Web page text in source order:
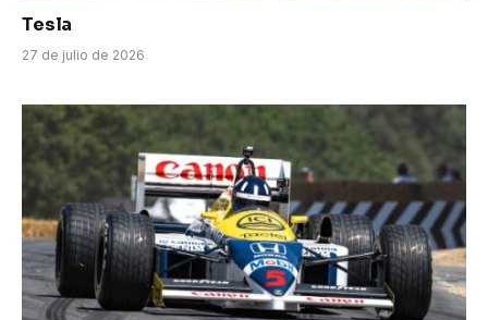
Tesla
27 de julio de 2026